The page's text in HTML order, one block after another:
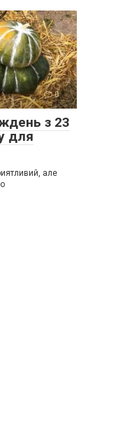
0
з 23
для
але